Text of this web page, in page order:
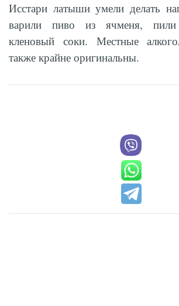
Исстари латыши умели делать
варили пиво из ячменя,
кленовый соки. Местные
также крайне оригинальны.